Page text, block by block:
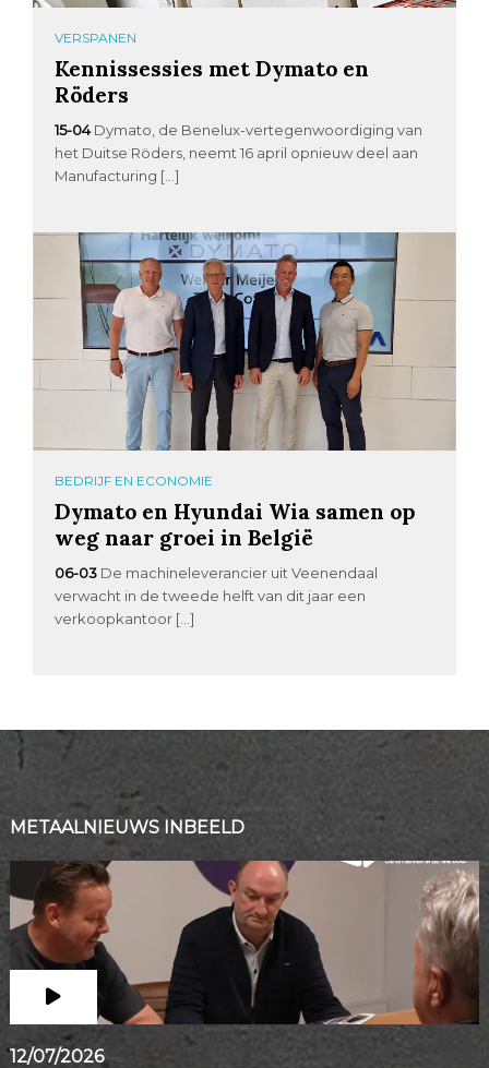
VERSPANEN
Kennissessies met Dymato en
Röders
15-04 Dymato, de Benelux-vertegenwoordiging van
het Duitse Röders, neemt 16 april opnieuw deel aan
Manufacturing […]
BEDRIJF EN ECONOMIE
Dymato en Hyundai Wia samen op
weg naar groei in België
06-03 De machineleverancier uit Veenendaal
verwacht in de tweede helft van dit jaar een
verkoopkantoor […]
METAALNIEUWS INBEELD
12/07/2026